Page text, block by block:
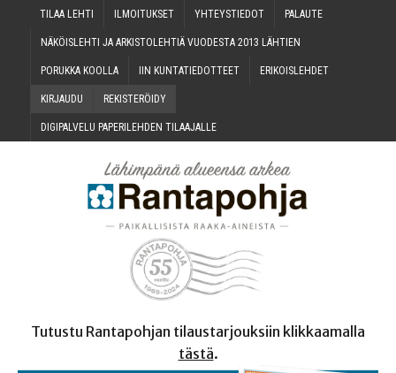
TILAA LEH­TI ILMOI­TUK­SET YHTEYS­TIE­DOT PALAU­TE
NÄKÖIS­LEH­TI JA ARKIS­TO­LEH­TIÄ VUO­DES­TA 2013 LÄHTIEN
PORUK­KA KOOLLA IIN KUN­TA­TIE­DOT­TEET ERI­KOIS­LEH­DET
KIR­JAU­DU REKIS­TE­RÖI­DY
DIGI­PAL­VE­LU PAPE­RI­LEH­DEN TILAAJALLE
Tutustu Rantapohjan tilaustarjouksiin klikkaamalla
tästä.